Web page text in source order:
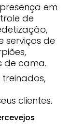
em
de
serviços de
de cama.
clientes.